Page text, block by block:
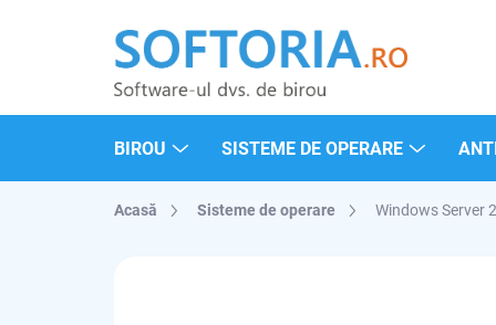
BIROU SISTEME DE OPERARE
Acasă Sisteme de operare Windows Server